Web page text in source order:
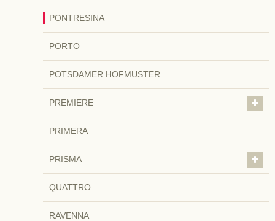
PONTRESINA
PORTO
POTSDAMER HOFMUSTER
PREMIERE
PRIMERA
PRISMA
QUATTRO
RAVENNA